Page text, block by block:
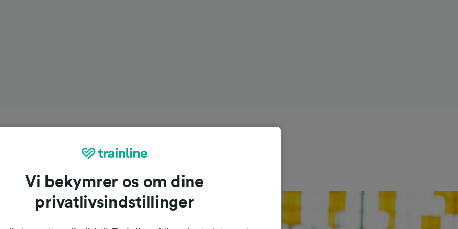
Vi bekymrer os om dine
privatlivsindstillinger